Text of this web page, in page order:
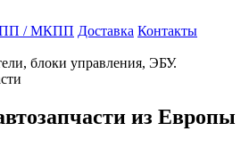
/ МКПП Доставка Контакты
из Европы